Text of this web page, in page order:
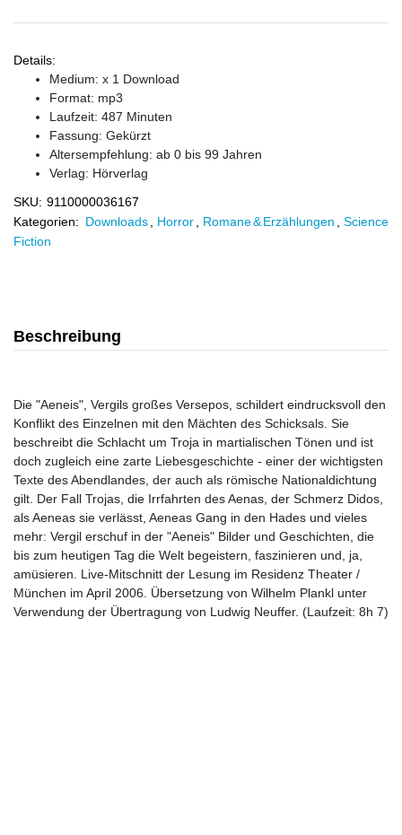
Details:
Medium: x 1 Download
Format: mp3
Laufzeit: 487 Minuten
Fassung: Gekürzt
Altersempfehlung: ab 0 bis 99 Jahren
Verlag: Hörverlag
SKU: 9110000036167
Kategorien: Downloads Horror Romane & Erzählungen
Science
Fiction
Beschreibung
Die "Aeneis", Vergils großes Versepos, schildert eindrucksvoll den
Konflikt des Einzelnen mit den Mächten des Schicksals. Sie
beschreibt die Schlacht um Troja in martialischen Tönen und ist
doch zugleich eine zarte Liebesgeschichte - einer der wichtigsten
Texte des Abendlandes, der auch als römische Nationaldichtung
gilt. Der Fall Trojas, die Irrfahrten des Aenas, der Schmerz Didos,
als Aeneas sie verlässt, Aeneas Gang in den Hades und vieles
mehr: Vergil erschuf in der "Aeneis" Bilder und Geschichten, die
bis zum heutigen Tag die Welt begeistern, faszinieren und, ja,
amüsieren. Live-Mitschnitt der Lesung im Residenz Theater /
München im April 2006. Übersetzung von Wilhelm Plankl unter
Verwendung der Übertragung von Ludwig Neuffer. (Laufzeit: 8h 7)